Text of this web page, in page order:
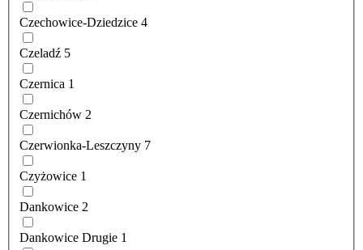
Czechowice-Dziedzice 4
Czeladź 5
Czernica 1
Czernichów 2
Czerwionka-Leszczyny 7
Czyżowice 1
Dankowice 2
Dankowice Drugie 1